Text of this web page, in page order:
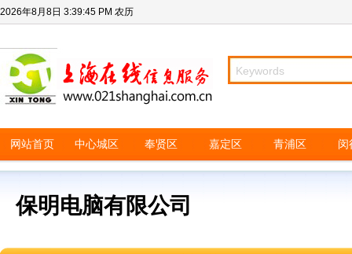
2026年8月8日 3:39:45 PM 农历
网站首页 中心城区 奉贤区 嘉定区 青浦区 闵
保明电脑有限公司